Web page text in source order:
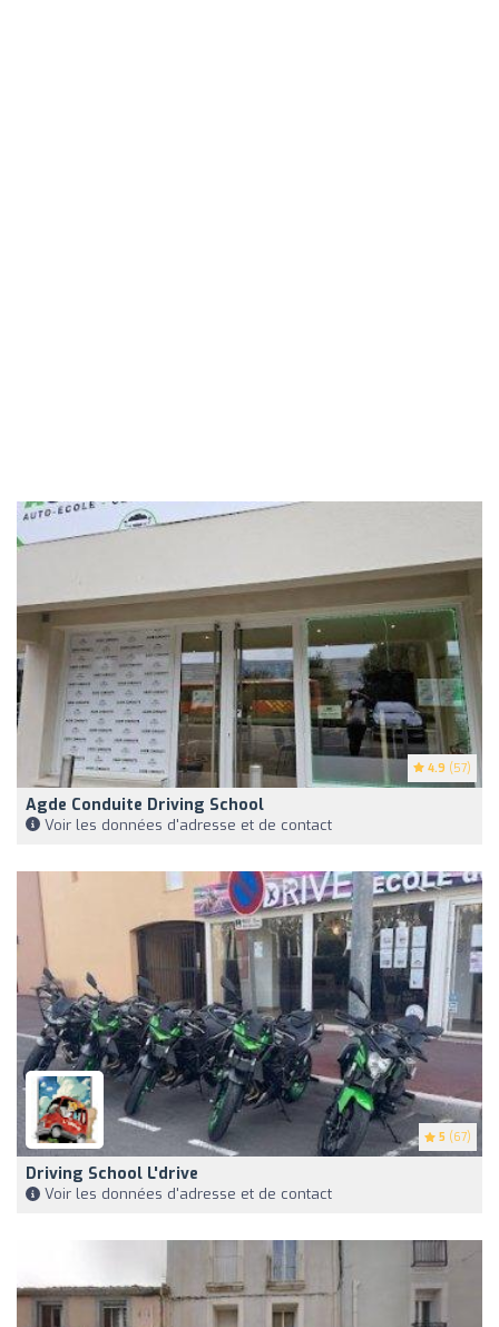
4.9 (57)
Agde Conduite Driving School
Voir les données d'adresse et de contact
5 (67)
Driving School L'drive
Voir les données d'adresse et de contact